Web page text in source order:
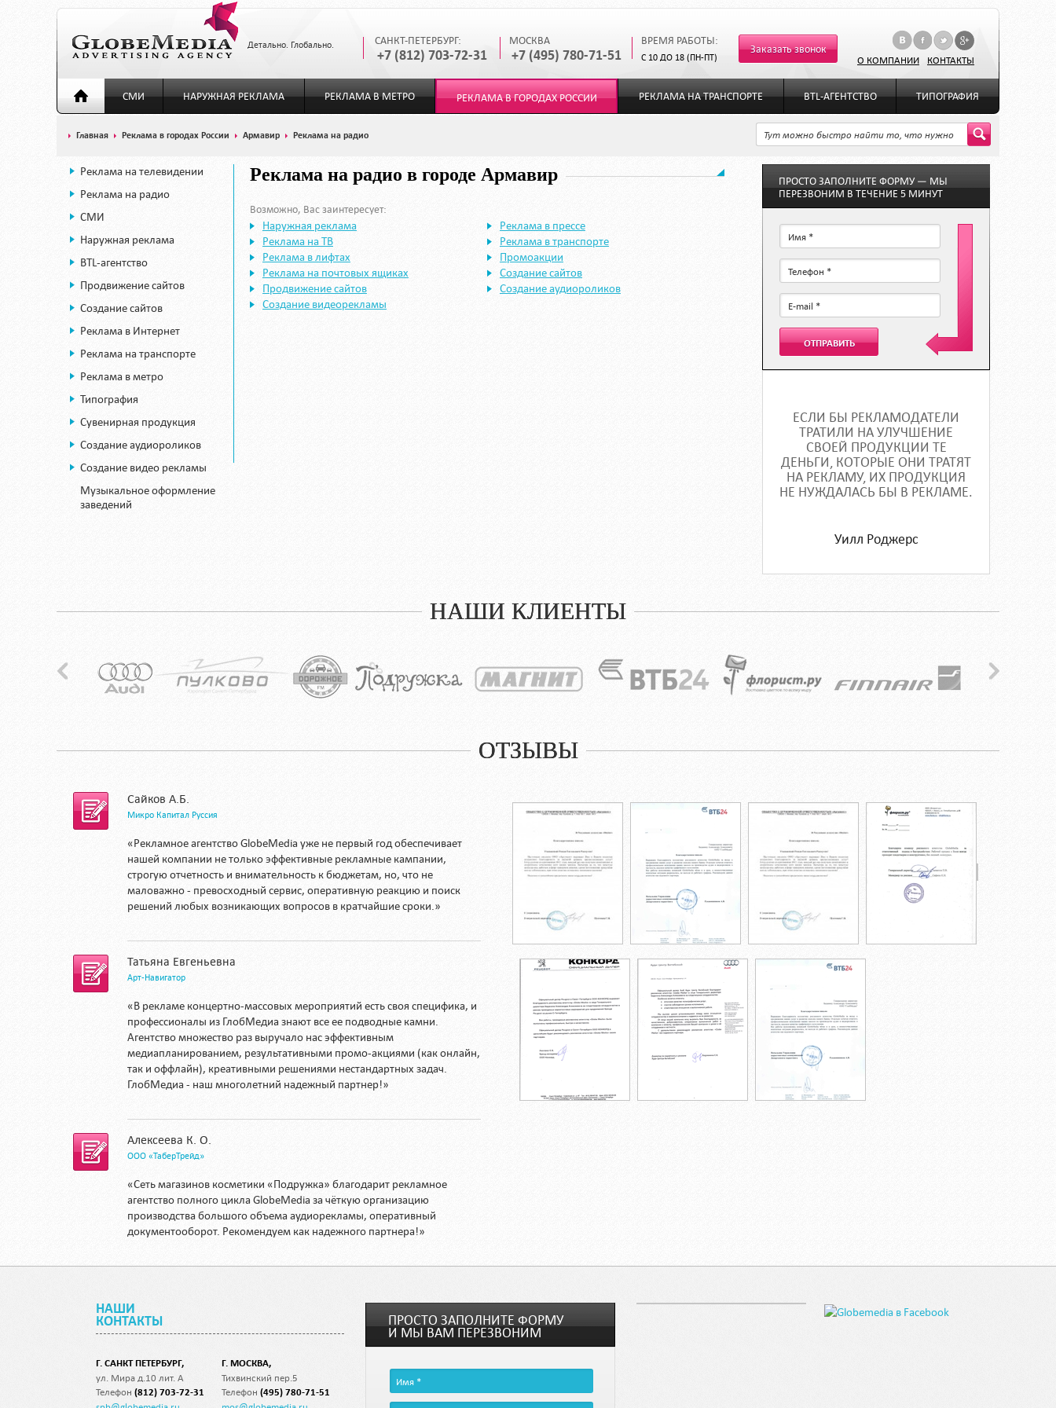
Детально. Глобально. САНКТ-ПЕТЕРБУРГ:
+7 (812) 703-72-31
МОСКВА
+7 (495) 780-71-51
ВРЕМЯ РАБОТЫ:
С 10 ДО 18 (ПН-ПТ)
Заказать звонок
О КОМПАНИИ КОНТАКТЫ
СМИ НАРУЖНАЯ РЕКЛАМА РЕКЛАМА В МЕТРО РЕКЛАМА В ГОРОДАХ РОССИИ РЕКЛАМА НА ТРАНСПОРТЕ BTL-АГЕНТСТВО ТИПОГРАФИЯ
Главная Реклама в городах России Армавир Реклама на радио
Реклама на телевидении
Реклама на радио
СМИ
Наружная реклама
BTL-агентство
Продвижение сайтов
Создание сайтов
Реклама в Интернет
Реклама на транспорте
Реклама в метро
Типография
Сувенирная продукция
Создание аудиороликов
Создание видео рекламы
Музыкальное оформление
заведений
Реклама на радио в городе Армавир
Возможно, Вас заинтересует:
Наружная реклама
Реклама на ТВ
Реклама в лифтах
Реклама на почтовых ящиках
Продвижение сайтов
Создание видеорекламы
Реклама в прессе
Реклама в транспорте
Промоакции
Создание сайтов
Создание аудиороликов
ПРОСТО ЗАПОЛНИТЕ ФОРМУ — МЫ
ПЕРЕЗВОНИМ В ТЕЧЕНИЕ 5 МИНУТ
ЕСЛИ БЫ РЕКЛАМОДАТЕЛИ
ТРАТИЛИ НА УЛУЧШЕНИЕ
СВОЕЙ ПРОДУКЦИИ ТЕ
ДЕНЬГИ, КОТОРЫЕ ОНИ ТРАТЯТ
НА РЕКЛАМУ, ИХ ПРОДУКЦИЯ
НЕ НУЖДАЛАСЬ БЫ В РЕКЛАМЕ.
Уилл Роджерс
НАШИ КЛИЕНТЫ
ОТЗЫВЫ
Сайков А.Б.
Микро Капитал Руссия
«Рекламное агентство GlobeMedia уже не первый год обеспечивает
нашей компании не только эффективные рекламные кампании,
строгую отчетность и внимательность к бюджетам, но, что не
маловажно - превосходный сервис, оперативную реакцию и поиск
решений любых возникающих вопросов в кратчайшие сроки.»
Татьяна Евгеньевна
Арт-Навигатор
«В рекламе концертно-массовых мероприятий есть своя специфика, и
профессионалы из ГлобМедиа знают все ее подводные камни.
Агентство множество раз выручало нас эффективным
медиапланированием, результативными промо-акциями (как онлайн,
так и оффлайн), креативными решениями нестандартных задач.
ГлобМедиа - наш многолетний надежный партнер!»
Алексеева К. О.
ООО «ТаберТрейд»
«Сеть магазинов косметики «Подружка» благодарит рекламное
агентство полного цикла GlobeMedia за чёткую организацию
производства большого объема аудиорекламы, оперативный
документооборот. Рекомендуем как надежного партнера!»
НАШИ
КОНТАКТЫ
Г. САНКТ ПЕТЕРБУРГ,
ул. Мира д.10 лит. А
Телефон (812) 703-72-31
Г. МОСКВА,
Тихвинский пер.5
Телефон (495) 780-71-51
ПРОСТО ЗАПОЛНИТЕ ФОРМУ
И МЫ ВАМ ПЕРЕЗВОНИМ